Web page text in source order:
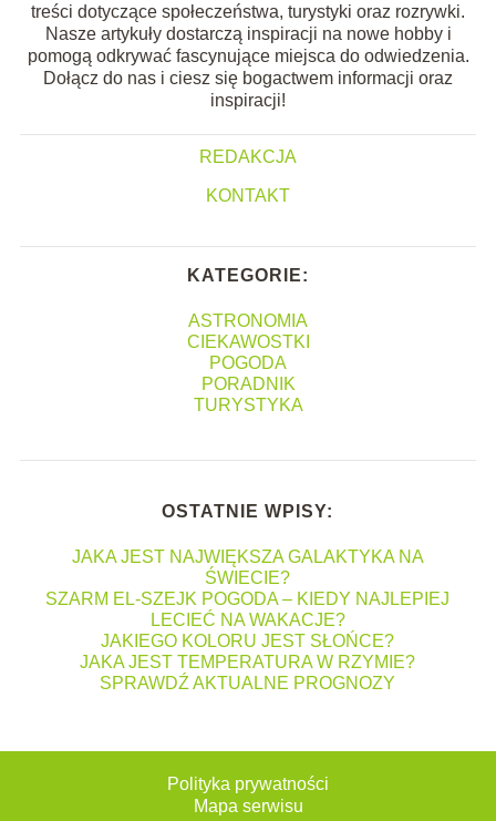
treści dotyczące społeczeństwa, turystyki oraz rozrywki.
Nasze artykuły dostarczą inspiracji na nowe hobby i
pomogą odkrywać fascynujące miejsca do odwiedzenia.
Dołącz do nas i ciesz się bogactwem informacji oraz
inspiracji!
REDAKCJA
KONTAKT
KATEGORIE:
ASTRONOMIA
CIEKAWOSTKI
POGODA
PORADNIK
TURYSTYKA
OSTATNIE WPISY:
JAKA JEST NAJWIĘKSZA GALAKTYKA NA
ŚWIECIE?
SZARM EL-SZEJK POGODA – KIEDY NAJLEPIEJ
LECIEĆ NA WAKACJE?
JAKIEGO KOLORU JEST SŁOŃCE?
JAKA JEST TEMPERATURA W RZYMIE?
SPRAWDŹ AKTUALNE PROGNOZY
Polityka prywatności
Mapa serwisu